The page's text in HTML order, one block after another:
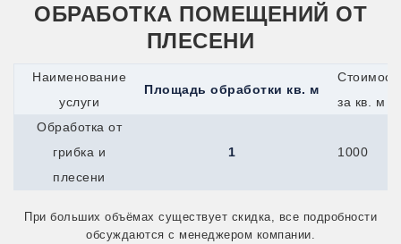
Павловский Посад
Переславль-Залесский
Подпорожье
Пушкино
Пущино
Ржев
Серпухов
Сим
ОБРАБОТКА ПОМЕЩЕНИЙ ОТ
ПЛЕСЕНИ
Наименование
услуги
Площадь обработки кв. м
за кв. м
Обработка от
грибка и
плесени
1 1000
При больших объёмах существует скидка, все подробности
обсуждаются с менеджером компании.